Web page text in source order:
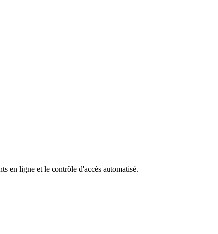
en ligne et le contrôle d'accès automatisé.